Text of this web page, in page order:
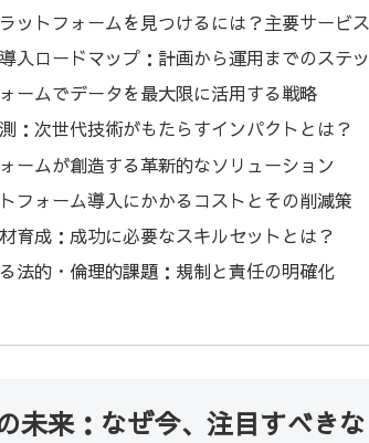
ットフォームを見つけるには？主要サービ
入ロードマップ：計画から運用までのステ
ームでデータを最大限に活用する戦略
：次世代技術がもたらすインパクトとは？
ームが創造する革新的なソリューション
フォーム導入にかかるコストとその削減策
育成：成功に必要なスキルセットとは？
法的・倫理的課題：規制と責任の明確化
未来：なぜ今、注目すべき